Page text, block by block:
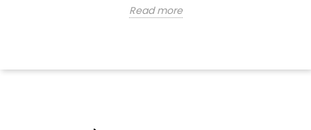
Read more